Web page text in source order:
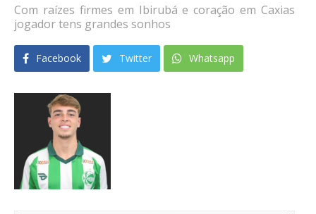
Com raízes firmes em Ibirubá e coração em Caxias
jogador tens grandes sonhos
Facebook Twitter Whatsapp